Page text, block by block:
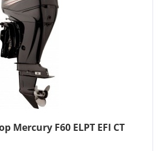
F60 ELPT EFI CT